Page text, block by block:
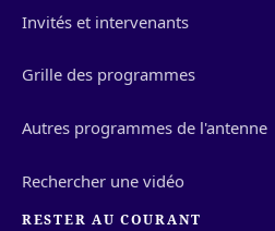
Invités et intervenants
Grille des programmes
Autres programmes de l'antenne
Rechercher une vidéo
RESTER AU COURANT